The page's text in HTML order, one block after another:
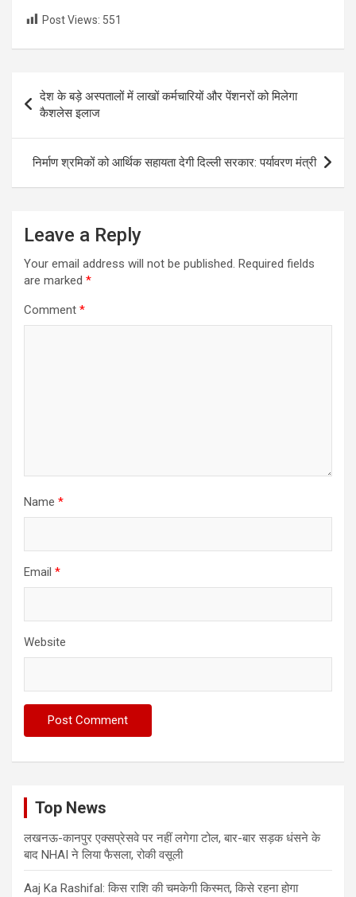
Post Views: 551
Post
navigation
देश के बड़े अस्पतालों में लाखों कर्मचारियों और पेंशनरों को मिलेगा
कैशलेस इलाज
निर्माण श्रमिकों को आर्थिक सहायता देगी दिल्ली सरकार: पर्यावरण मंत्री
Leave a Reply
Your email address will not be published. Required fields
are marked *
Comment *
Name *
Email *
Website
Top News
लखनऊ-कानपुर एक्सप्रेसवे पर नहीं लगेगा टोल, बार-बार सड़क धंसने के
बाद NHAI ने लिया फैसला, रोकी वसूली
Aaj Ka Rashifal: किस राशि की चमकेगी किस्मत, किसे रहना होगा